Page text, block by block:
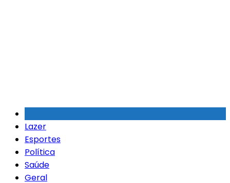
Lazer
Esportes
Política
Saúde
Geral